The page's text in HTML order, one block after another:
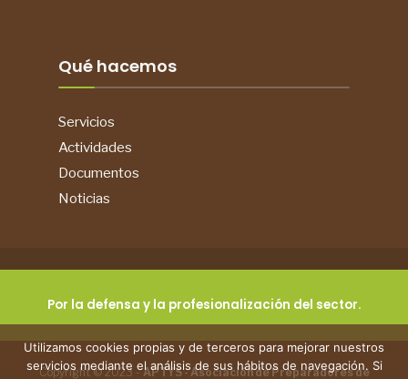
Qué hacemos
Servicios
Actividades
Documentos
Noticias
Por la defensa y la profesionalización del sector.
Copyright © 2023 -APTYS - Asociación de Preparadores de
Utilizamos cookies propias y de terceros para mejorar nuestros
servicios mediante el análisis de sus hábitos de navegación. Si